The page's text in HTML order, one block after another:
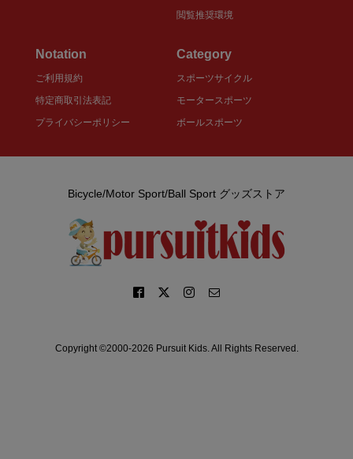
閲覧推奨環境
Notation
ご利用規約
特定商取引法表記
プライバシーポリシー
Category
スポーツサイクル
モータースポーツ
ボールスポーツ
Bicycle/Motor Sport/Ball Sport グッズストア
Copyright ©2000-2026 Pursuit Kids. All Rights Reserved.